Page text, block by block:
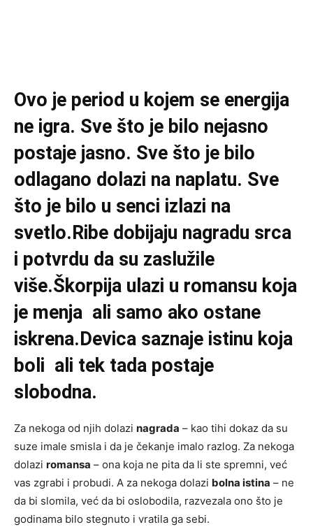
Ovo je period u kojem se energija
ne igra. Sve što je bilo nejasno
postaje jasno. Sve što je bilo
odlagano dolazi na naplatu. Sve
što je bilo u senci izlazi na
svetlo.Ribe dobijaju nagradu srca
i potvrdu da su zaslužile
više.Škorpija ulazi u romansu koja
je menja ali samo ako ostane
iskrena.Devica saznaje istinu koja
boli ali tek tada postaje
slobodna.
Za nekoga od njih dolazi nagrada – kao tihi dokaz da su
suze imale smisla i da je čekanje imalo razlog. Za nekoga
dolazi romansa – ona koja ne pita da li ste spremni, već
vas zgrabi i probudi. A za nekoga dolazi bolna istina – ne
da bi slomila, već da bi oslobodila, razvezala ono što je
godinama bilo stegnuto i vratila ga sebi.